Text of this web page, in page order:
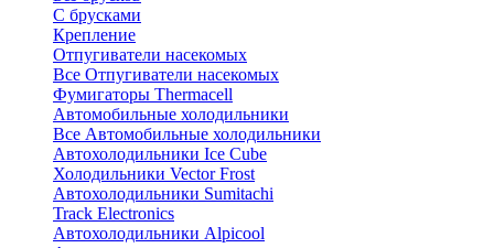
С брусками
Крепление
Отпугиватели насекомых
Все Отпугиватели насекомых
Фумигаторы Thermacell
Автомобильные холодильники
Все Автомобильные холодильники
Автохолодильники Ice Cube
Холодильники Vector Frost
Автохолодильники Sumitachi
Track Electronics
Автохолодильники Alpicool